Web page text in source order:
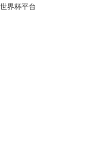
世界杯平台